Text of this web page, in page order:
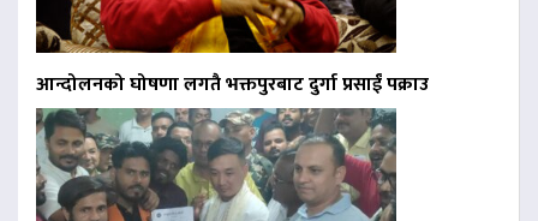
आन्दोलनको घोषणा लगतै भक्तपुरबाट दुर्गा प्रसाईं पक्राउ